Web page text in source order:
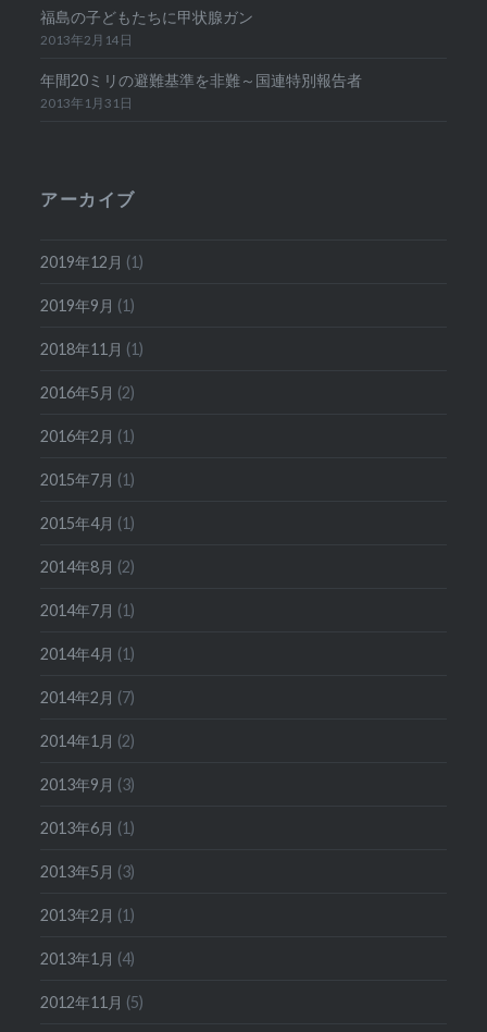
福島の子どもたちに甲状腺ガン
2013年2月14日
年間20ミリの避難基準を非難～国連特別報告者
2013年1月31日
アーカイブ
2019年12月 (1)
2019年9月 (1)
2018年11月 (1)
2016年5月 (2)
2016年2月 (1)
2015年7月 (1)
2015年4月 (1)
2014年8月 (2)
2014年7月 (1)
2014年4月 (1)
2014年2月 (7)
2014年1月 (2)
2013年9月 (3)
2013年6月 (1)
2013年5月 (3)
2013年2月 (1)
2013年1月 (4)
2012年11月 (5)